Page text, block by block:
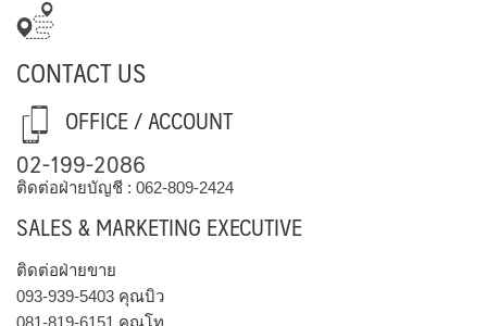
CONTACT US
OFFICE / ACCOUNT
02-199-2086
ติดต่อฝ่ายบัญชี : 062-809-2424
SALES & MARKETING EXECUTIVE
ติดต่อฝ่ายขาย
093-939-5403 คุณบิว